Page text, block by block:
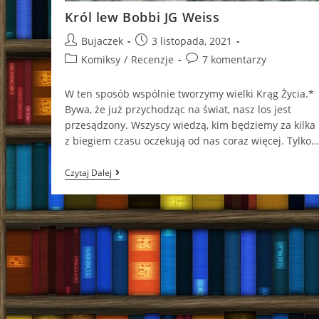
Król lew Bobbi JG Weiss
Post
author:
Bujaczek
Post
published:
3 listopada, 2021
PostKomiksy / Recenzje
Post7 komentarzy
W ten sposób wspólnie tworzymy wielki Krąg Życia.*
Bywa, że już przychodząc na świat, nasz los jest
przesądzony. Wszyscy wiedzą, kim będziemy za
z biegiem czasu oczekują od nas coraz więcej. Tylko…
Czytaj DalejKról
Lew
Bobbi
JG
Weiss